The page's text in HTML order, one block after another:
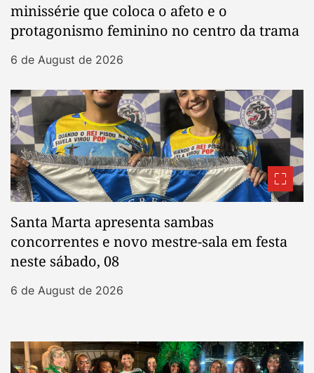
minissérie que coloca o afeto e o
protagonismo feminino no centro da trama
6 de August de 2026
Santa Marta apresenta sambas
concorrentes e novo mestre-sala em festa
neste sábado, 08
6 de August de 2026